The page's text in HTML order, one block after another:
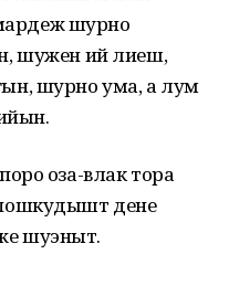
шурно
шужен ий лиеш,
шурно ума, а лум
оза-влак тора
дене
шуэныт.